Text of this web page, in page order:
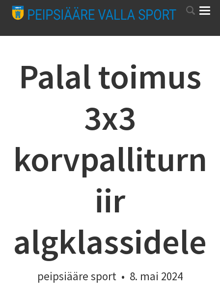
Palal toimus
3x3
korvpalliturn
iir
algklassidele
peipsiääre sport • 8. mai 2024